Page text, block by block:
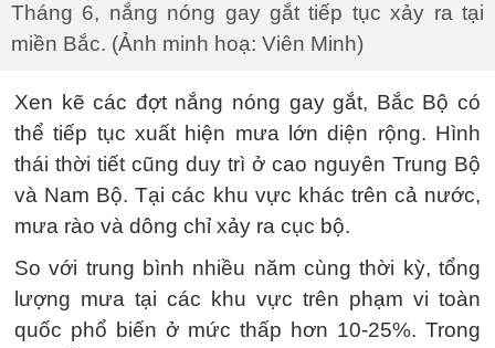
Tháng 6, nắng nóng gay gắt tiếp tục xảy ra tại
miền Bắc. (Ảnh minh hoạ: Viên Minh)
Xen kẽ các đợt nắng nóng gay gắt, Bắc Bộ có
thể tiếp tục xuất hiện mưa lớn diện rộng. Hình
thái thời tiết cũng duy trì ở cao nguyên Trung Bộ
và Nam Bộ. Tại các khu vực khác trên cả nước,
mưa rào và dông chỉ xảy ra cục bộ.
So với trung bình nhiều năm cùng thời kỳ, tổng
lượng mưa tại các khu vực trên phạm vi toàn
quốc phổ biến ở mức thấp hơn 10-25%. Trong